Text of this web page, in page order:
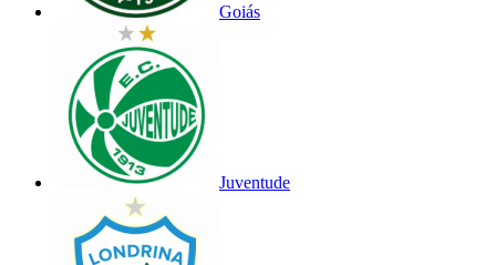
Goiás
Juventude